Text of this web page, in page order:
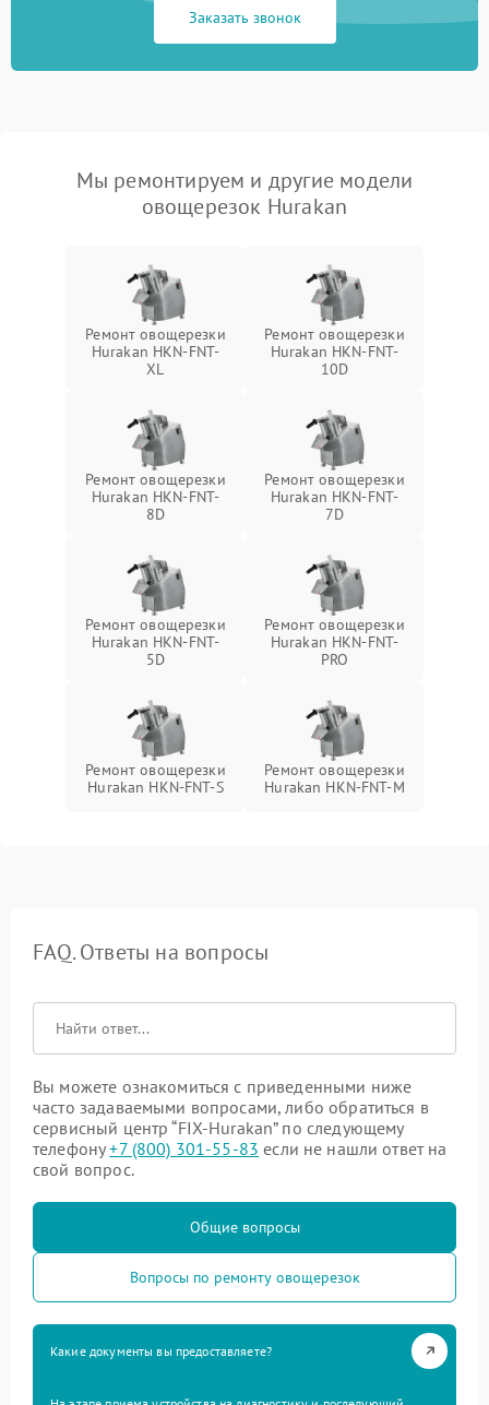
Заказать звонок
Мы ремонтируем и другие модели
овощерезок Hurakan
Ремонт овощерезки
Hurakan HKN-FNT-
XL
Ремонт овощерезки
Hurakan HKN-FNT-
10D
Ремонт овощерезки
Hurakan HKN-FNT-
8D
Ремонт овощерезки
Hurakan HKN-FNT-
7D
Ремонт овощерезки
Hurakan HKN-FNT-
5D
Ремонт овощерезки
Hurakan HKN-FNT-
PRO
Ремонт овощерезки
Hurakan HKN-FNT-S
Ремонт овощерезки
Hurakan HKN-FNT-M
FAQ. Ответы на вопросы
Вы можете ознакомиться с приведенными ниже
часто задаваемыми вопросами, либо обратиться в
сервисный центр “FIX-Hurakan” по следующему
телефону+7 (800) 301-55-83 если не нашли ответ на
свой вопрос.
Общие вопросы
Вопросы по ремонту овощерезок
Какие документы вы предоставляете?